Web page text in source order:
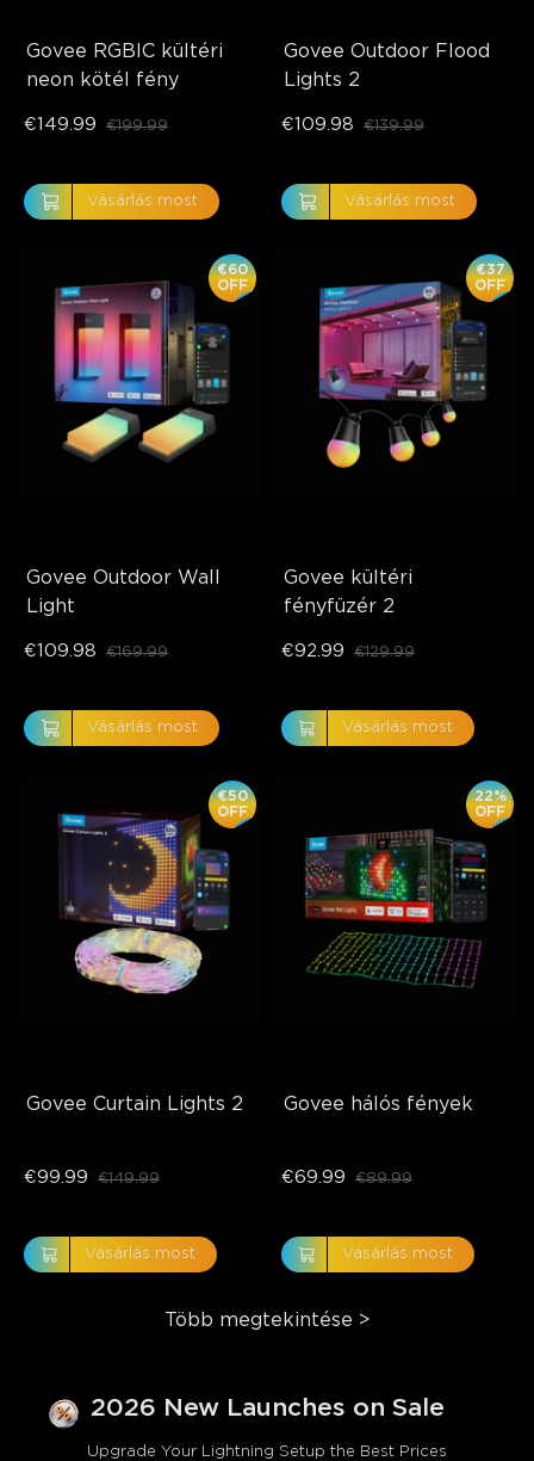
Govee RGBIC kültéri
neon kötél fény
€149.99 €199.99
Vásárlás most
Govee Outdoor Flood
Lights 2
€109.98 €139.99
Vásárlás most
Govee Outdoor Wall
Light
€60
OFF
€109.98 €169.99
Vásárlás most
Govee kültéri
fényfüzér 2
€37
OFF
€92.99 €129.99
Vásárlás most
Govee Curtain Lights 2
€50
OFF
€99.99 €149.99
Vásárlás most
Govee hálós fények
22%
OFF
€69.99 €89.99
Vásárlás most
Több megtekintése >
2026 New Launches on Sale
Upgrade Your Lightning Setup the Best Prices